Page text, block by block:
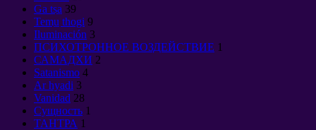
Ga tsa̲ 39
Temu̲ thogi 9
Iluminación 3
ПСИХОТРОННОЕ ВОЗДЕЙСТВИЕ 1
САМАДХИ 2
Satanismo 4
Ar hyadi 3
Vanidad 28
Сущность 1
ТАНТРА 1